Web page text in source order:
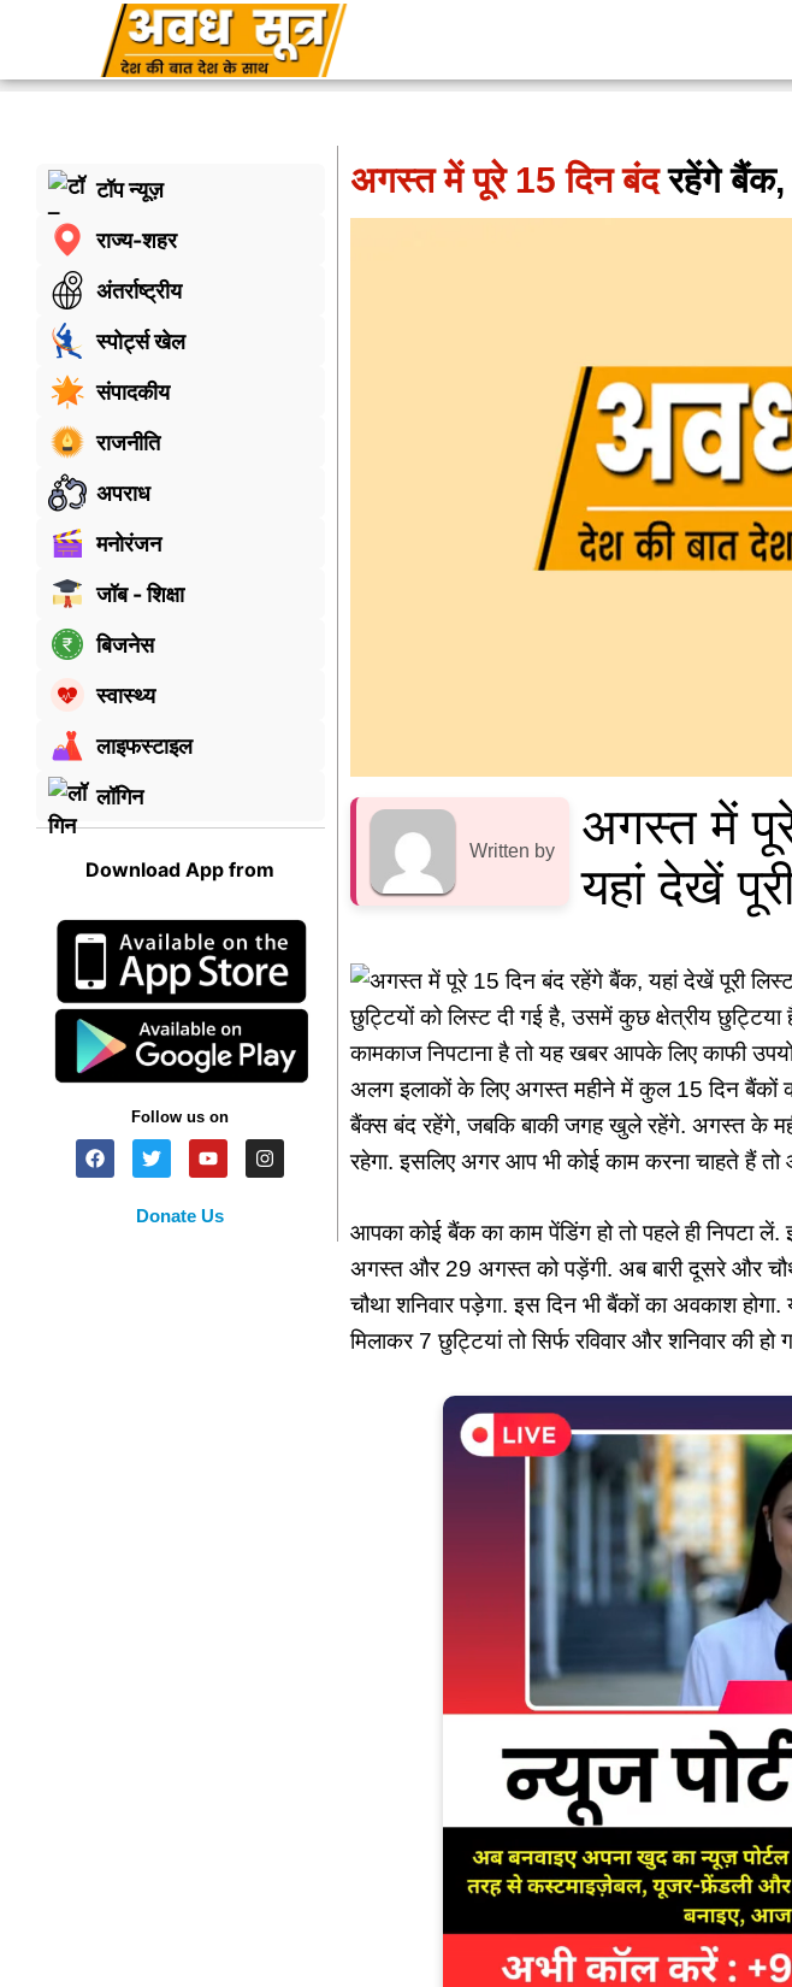
टॉप न्यूज़
राज्य-शहर
अंतर्राष्ट्रीय
स्पोर्ट्स खेल
संपादकीय
राजनीति
अपराध
मनोरंजन
जॉब - शिक्षा
बिजनेस
स्वास्थ्य
लाइफस्टाइल
लॉगिन
Download App from
Follow us on
Donate Us
अगस्त में पूरे 15 दिन बंदरहेंगे बैंक,
Written by
अगस्त में
यहां देखें
छुट्टियों को लिस्ट दी गई है, उसमें कुछ क्षेत्रीय
कामकाज निपटाना है तो यह खबर आपके लिए काफी
अलग इलाकों के लिए अगस्त महीने में कुल 15 दिन बैंकों
बैंक्स बंद रहेंगे, जबकि बाकी जगह खुले रहेंगे. अगस्त के
रहेगा. इसलिए अगर आप भी कोई काम करना चाहते हैं
आपका कोई बैंक का काम पेंडिंग हो तो पहले ही निपटा
अगस्त और 29 अगस्‍त को पड़ेंगी. अब बारी दूसरे और
चौथा शनिवार पड़ेगा. इस दिन भी बैंकों का अवकाश
मिलाकर 7 छुट्टियां तो सिर्फ रविवार और शनिवार की हो